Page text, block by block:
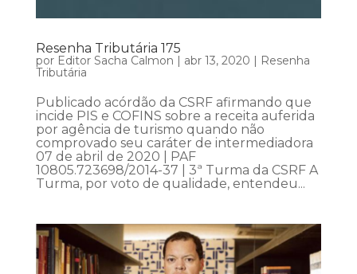
Resenha Tributária 175
por Editor Sacha Calmon | abr 13, 2020 | Resenha
Tributária
Publicado acórdão da CSRF afirmando que
incide PIS e COFINS sobre a receita auferida
por agência de turismo quando não
comprovado seu caráter de intermediadora
07 de abril de 2020 | PAF
10805.723698/2014-37 | 3ª Turma da CSRF A
Turma, por voto de qualidade, entendeu...